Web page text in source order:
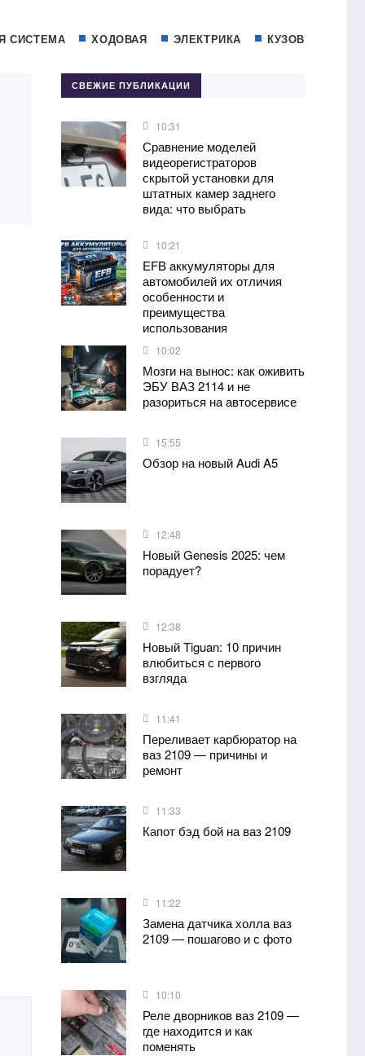
СИСТЕМА ХОДОВАЯ ЭЛЕКТРИКА КУЗОВ
СВЕЖИЕ ПУБЛИКАЦИИ
10:31
Сравнение моделей
видеорегистраторов
скрытой установки для
штатных камер заднего
вида: что выбрать
10:21
EFB аккумуляторы для
автомобилей их отличия
особенности и
преимущества
использования
10:02
Мозги на вынос: как оживить
ЭБУ ВАЗ 2114 и не
разориться на автосервисе
15:55
Обзор на новый Audi A5
12:48
Новый Genesis 2025: чем
порадует?
12:38
Новый Tiguan: 10 причин
влюбиться с первого
взгляда
11:41
Переливает карбюратор на
ваз 2109 — причины и
ремонт
11:33
Капот бэд бой на ваз 2109
11:22
Замена датчика холла ваз
2109 — пошагово и с фото
10:10
Реле дворников ваз 2109 —
где находится и как
поменять